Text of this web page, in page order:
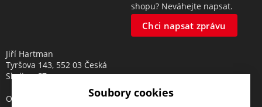
shopu? Neváhejte napsat.
Chci napsat zprávu
Jiří Hartman
Tyršova 143, 552 03 Česká
Skalice, CZ
Obchodní rejstřík vedený uSoubory cookies